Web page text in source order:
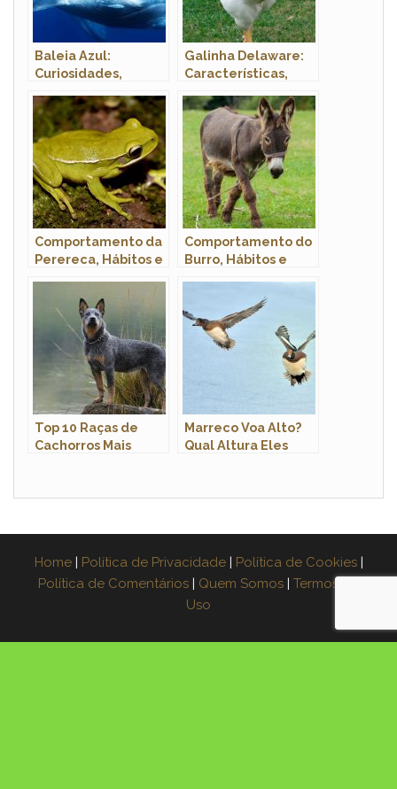
Baleia Azul:
Curiosidades,
Tamanho e Fotos
Galinha Delaware:
Características,
Fotos
Comportamento da
Perereca, Hábitos e
Comportamento do
Burro, Hábitos e
Top 10 Raças de
Cachorros Mais
Marreco Voa Alto?
Qual Altura Eles
Home Política de Privacidade Política de Cookies
Política de Comentários
Quem Somos
Termos de
Uso